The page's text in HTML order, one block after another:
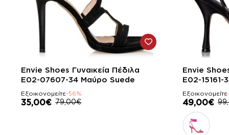
-56%
Envie Shoes Γυναικεία Πέδιλα
E02-07607-34 Μαύρο Suede
Εξοικονομείτε-56%
35,00€ 79,00€
-51%
Envie
E02-
Εξοικονομείτε
49,00€